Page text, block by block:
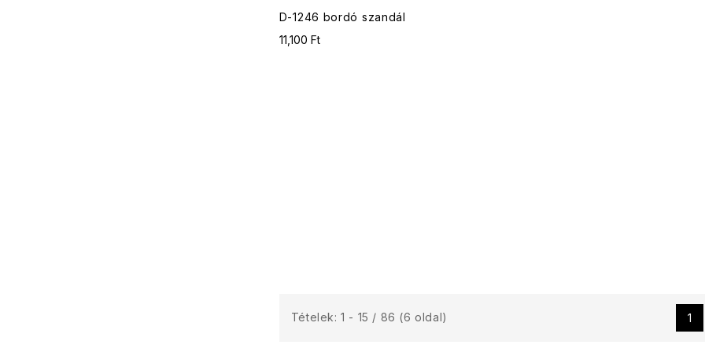
D-1246 bordó szandál
11,100 Ft
Tételek: 1 - 15 / 86 (6 oldal) 1